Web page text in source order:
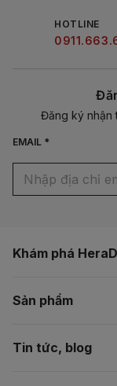
Khám phá
Sản phẩm
Tin tức, blog
HOTLINE
Đăng ký nhận
EMAIL *